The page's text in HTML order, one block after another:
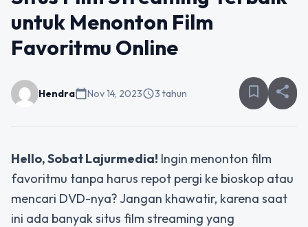
untuk Menonton Film
Favoritmu Online
Hendracalendar_todayNov 14, 2023schedule3 tahun bookmark_border share
Hello, Sobat Lajurmedia! Ingin menonton film
favoritmu tanpa harus repot pergi ke bioskop atau
mencari DVD-nya? Jangan khawatir, karena saat
ini ada banyak situs film streaming yang